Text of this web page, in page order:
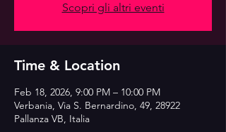
Scopri gli altri eventi
Time & Location
Feb 18, 2026, 9:00 PM – 10:00 PM
Verbania, Via S. Bernardino, 49, 28922
Pallanza VB, Italia